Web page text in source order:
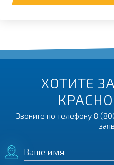
ХОТИТЕ
Звоните по телефону 8
Ваше имя